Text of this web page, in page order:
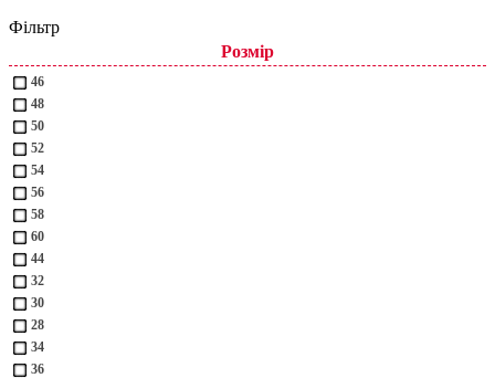
Фільтр
Розмір
46
48
50
52
54
56
58
60
44
32
30
28
34
36